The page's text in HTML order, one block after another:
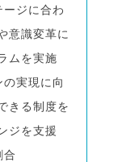
ジに合わ
意識変革に
ムを実施
実現に向
きる制度を
ジを支援
合